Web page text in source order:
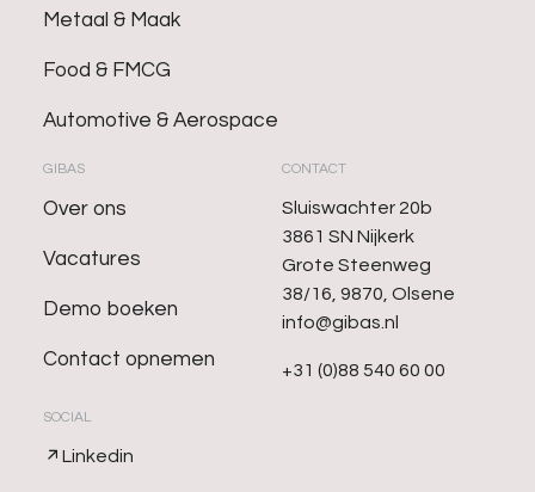
CONTACT
Sluiswachter 20b
3861 SN Nijkerk
Grote Steenweg
38/16, 9870, Olsene
info@gibas.nl
+31 (0)88 540 60 00
Metaal & Maak
Food & FMCG
Automotive & Aerospace
GIBAS
Over ons
Vacatures
Demo boeken
Contact opnemen
SOCIAL
Linkedin